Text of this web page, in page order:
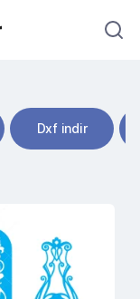
Dxf indir